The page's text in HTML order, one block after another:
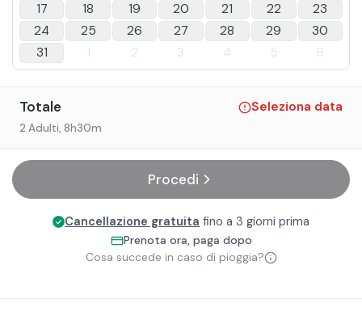
17
18 19 20 21 22
23
24
25 26 27 28 29
30
31
1 2 3 4 5 6
Totale Seleziona data
2 Adulti, 8h30m
Procedi
Cancellazione gratuita fino a 3 giorni prima
Prenota ora, paga dopo
Cosa succede in caso di pioggia?